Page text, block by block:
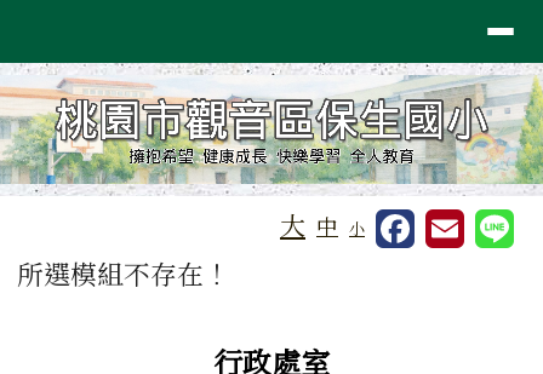
大 中 小
主內容區域
所選模組不存在！
行政處室
頁尾區域